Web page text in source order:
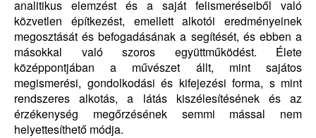
analitikus elemzést és a saját felismeréseiből való
közvetlen építkezést, emellett alkotói eredményeinek
megosztását és befogadásának a segítését, és ebben a
másokkal való szoros együttműködést. Élete
középpontjában a művészet állt, mint sajátos
megismerési, gondolkodási és kifejezési forma, s mint
rendszeres alkotás, a látás kiszélesítésének és az
érzékenység megőrzésének semmi mással nem
helyettesíthető módja.